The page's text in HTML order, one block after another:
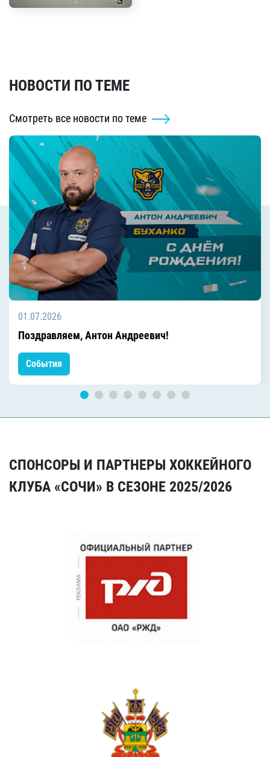
НОВОСТИ ПО ТЕМЕ
Смотреть все новости по теме
01.07.2026
Поздравляем, Антон Андреевич!
События
СПОНСОРЫ И ПАРТНЕРЫ ХОККЕЙНОГО
КЛУБА «СОЧИ» В СЕЗОНЕ 2025/2026